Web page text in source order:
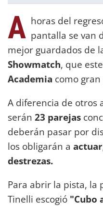
A horas del
pantalla se van
mejor guardados de
Showmatch, que
Academia como
A diferencia de otros
serán 23 parejas
deberán pasar por
los obligarán a
destrezas.
Para abrir la pista, la
Tinelli escogió "Cubo